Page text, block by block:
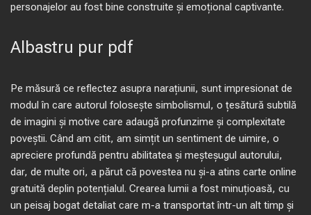
personajelor au fost bine construite și emoțional captivante.
Albastru pur pdf
Pe măsură ce reflectez asupra narațiunii, sunt impresionat de
modul în care autorul folosește simbolismul, o țesătură subtilă
de imagini și motive care adaugă profunzime și complexitate
poveștii. Când am citit, am simțit un sentiment de uimire, o
apreciere profundă pentru abilitatea și meșteșugul autorului,
dar, de multe ori, a părut că povestea nu și-a atins carte online
gratuită deplin potențialul. Crearea lumii a fost minuțioasă, cu
un peisaj bogat detaliat care m-a transportat într-un alt timp și